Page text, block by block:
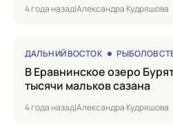
4 года назад|Александра Кудряшова
ДАЛЬНИЙ ВОСТОК
в Еравнинское озеро Бурятии выпустили 32
тысячи мальков сазана
4 года назад|Александра Кудряшова